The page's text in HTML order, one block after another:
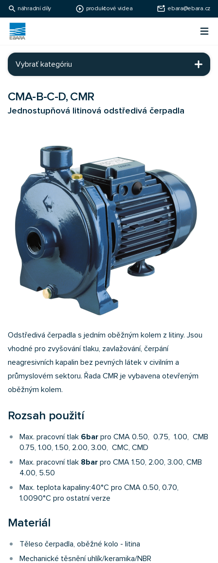
search náhradní díly play_circle_outline produktové videa mark_email_unread ebara@ebara.cz
Ebara Česko
Vybrať kategóriu
CMA-B-C-D, CMR
Jednostupňová litinová odstředivá čerpadla
Odstředivá čerpadla s jedním oběžným kolem z litiny. Jsou
vhodné pro zvyšování tlaku, zavlažování, čerpání
neagresivních kapalin bez pevných látek v civilním a
průmyslovém sektoru. Řada CMR je vybavena otevřeným
oběžným kolem.
Rozsah použití
Max. pracovní tlak 6bar pro CMA 0.50, 0.75, 1.00, CMB
0.75, 1.00, 1.50, 2.00, 3.00, CMC, CMD
Max. pracovní tlak 8bar pro CMA 1.50, 2.00, 3.00, CMB
4.00, 5.50
Max. teplota kapaliny:40°C pro CMA 0.50, 0.70,
1.0090°C pro ostatní verze
Materiál
Těleso čerpadla, oběžné kolo - litina
Mechanické těsnění uhlík/keramika/NBR